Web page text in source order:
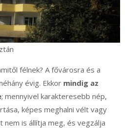
félnek? A fővárosra és a
évig. Ekkor mindig az
; mennyivel karakteresebb nép,
képes meghalni vélt vagy
is állítja meg, és vegzálja